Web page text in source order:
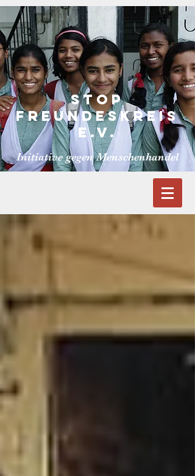
STOP
FREUNDESKReiS
E.V.
Initiative gegen Menschenhandel